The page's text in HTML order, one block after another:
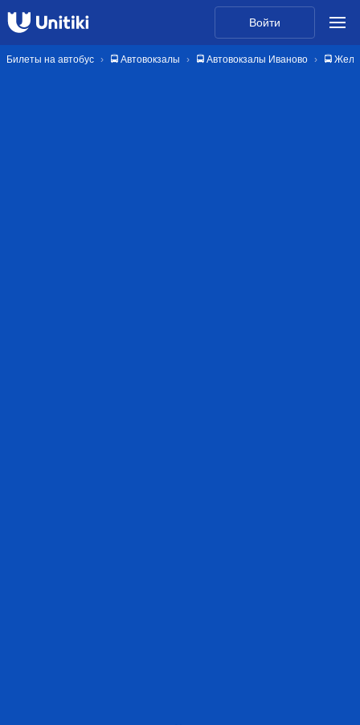
Войти
Билеты на автобус 🚍 Автовокзалы 🚍 Автовокзалы Иваново 🚍